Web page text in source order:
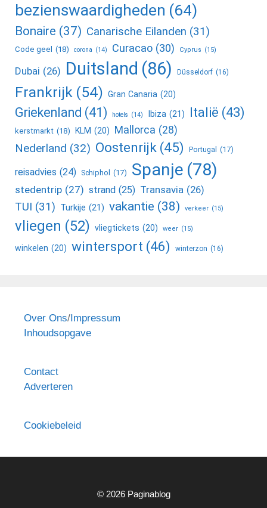
bezienswaardigheden (64)
Bonaire (37) Canarische Eilanden (31)
Code geel (18) corona (14) Curacao (30) Cyprus (15)
Dubai (26) Duitsland (86) Düsseldorf (16)
Frankrijk (54) Gran Canaria (20)
Griekenland (41) hotels (14) Ibiza (21) Italië (43)
kerstmarkt (18) KLM (20) Mallorca (28)
Nederland (32) Oostenrijk (45) Portugal (17)
reisadvies (24) Schiphol (17) Spanje (78)
stedentrip (27) strand (25) Transavia (26)
TUI (31) Turkije (21) vakantie (38) verkeer (15)
vliegen (52) vliegtickets (20) weer (15)
winkelen (20) wintersport (46) winterzon (16)
Over Ons/Impressum
Inhoudsopgave
Contact
Adverteren
Cookiebeleid
© 2026 Paginablog